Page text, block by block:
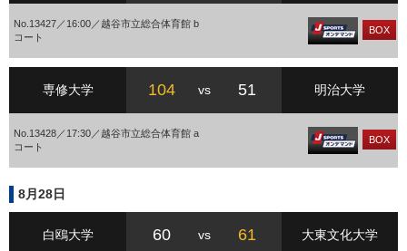
No.13427／16:00／越谷市立総合体育館 b
コート
BOX
専修大学 104 vs 51 明治大学
No.13428／17:30／越谷市立総合体育館 a
コート
BOX
8月28日
白鴎大学 60 vs 61 大東文化大学